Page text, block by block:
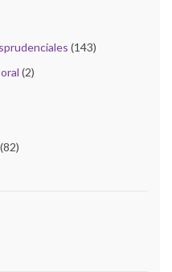
(143)
(2)
(82)